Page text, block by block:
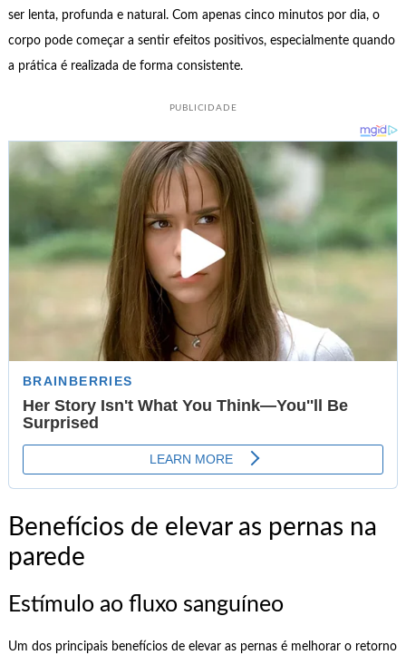
ser lenta, profunda e natural. Com apenas cinco minutos por dia, o
corpo pode começar a sentir efeitos positivos, especialmente quando
a prática é realizada de forma consistente.
PUBLICIDADE
Benefícios de elevar as pernas na
parede
Estímulo ao fluxo sanguíneo
Um dos principais benefícios de elevar as pernas é melhorar o retorno